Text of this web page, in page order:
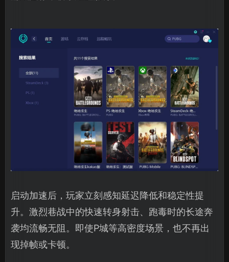
启动加速后，玩家立刻感知延迟降低和稳定性提
升。激烈巷战中的快速转身射击、跑毒时的长途奔
袭均流畅无阻。即使P城等高密度场景，也不再出
现掉帧或卡顿。